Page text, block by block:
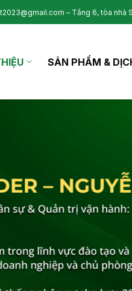
– Tầng 6, tòa nhà
SẢN PHẨM &